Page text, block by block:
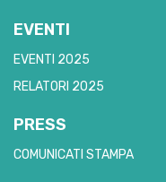
EVENTI
EVENTI 2025
RELATORI 2025
PRESS
COMUNICATI STAMPA